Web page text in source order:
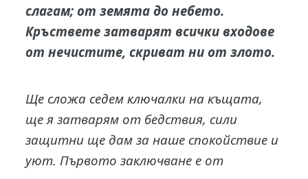
слагам; от земята до небето.
Кръствете затварят всички входове
от нечистите, скриват ни от злото.
Ще сложа седем ключалки на къщата,
ще я затварям от бедствия, сили
защитни ще дам за наше спокойствие и
уют. Първото заключване е от